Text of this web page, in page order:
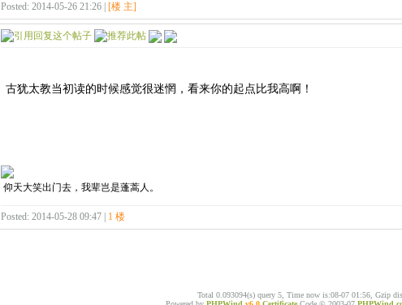
Posted: 2014-05-26 21:26 | [楼 主]
古犹太教当初读的时候感觉很迷惘，看来你的起点比我高啊！
仰天大笑出门去，我辈岂是蓬蒿人。
Posted: 2014-05-28 09:47 | 1 楼
Total 0.093094(s) query 5, Time now is:08-07 01:56, Gzip